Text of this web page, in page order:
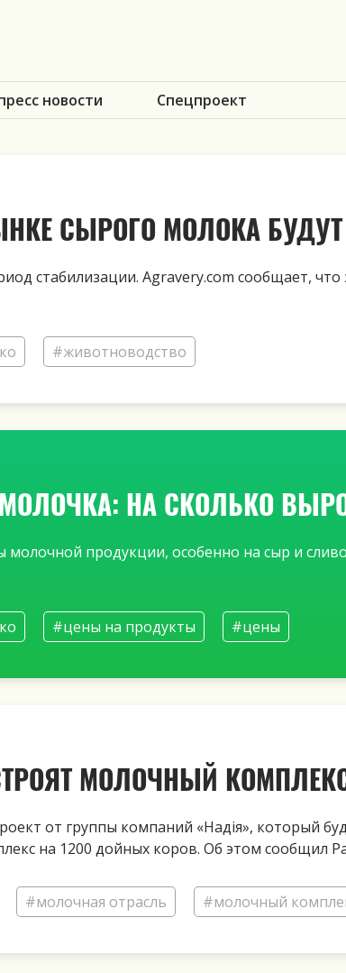
новости Спецпроект
СЫРОГО МОЛОКА
стабилизации. Agravery.com сообщает, что
#животноводство
НА СКОЛЬКО
продукции, особенно на сыр и
#цены на продукты #цены
МОЛОЧНЫЙ
от группы компаний «Надія», который
на 1200 дойных коров. Об этом сообщил
#молочная отрасль #молочный